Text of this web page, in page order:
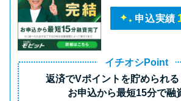
申込実績
イチオシPoint
返済でVポイント を貯められる
お申込から最短15分で融